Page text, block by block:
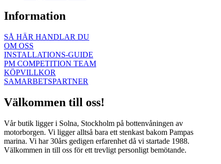
Information
SÅ HÄR HANDLAR DU
OM OSS
INSTALLATIONS-GUIDE
PM COMPETITION TEAM
KÖPVILLKOR
SAMARBETSPARTNER
Välkommen till oss!
Vår butik ligger i Solna, Stockholm på bottenvåningen av
motorborgen. Vi ligger alltså bara ett stenkast bakom Pampas
marina. Vi har 30års gedigen erfarenhet då vi startade 1988.
Välkommen in till oss för ett trevligt personligt bemötande.